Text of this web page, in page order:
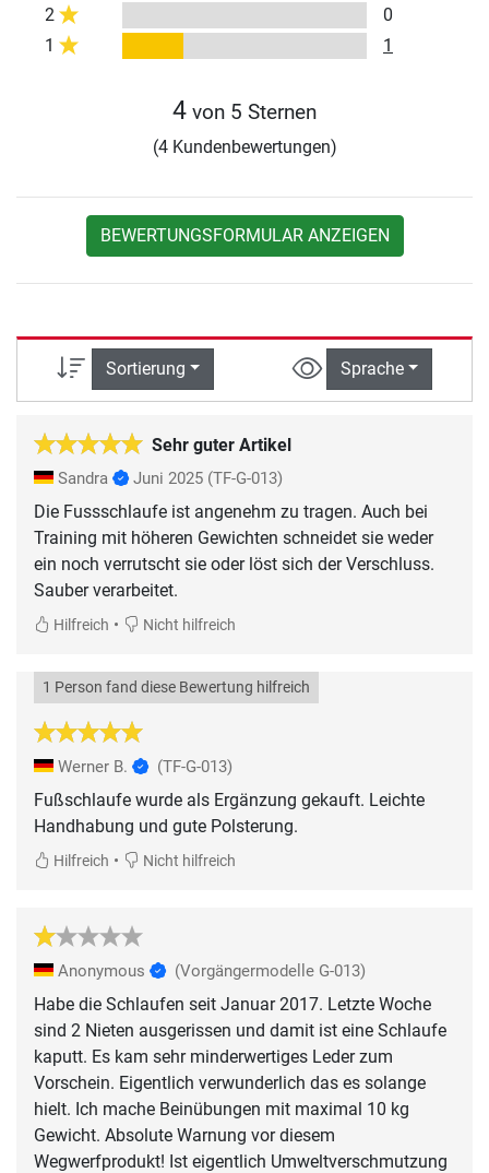
2
0
1
1
4 von 5 Sternen
(4 Kundenbewertungen)
BEWERTUNGSFORMULAR ANZEIGEN
Sortierung Sprache
Sehr guter Artikel
Sandra Juni 2025 (TF-G-013)
Die Fussschlaufe ist angenehm zu tragen. Auch bei
Training mit höheren Gewichten schneidet sie weder
ein noch verrutscht sie oder löst sich der Verschluss.
Sauber verarbeitet.
Hilfreich • Nicht hilfreich
1 Person fand diese Bewertung hilfreich
Werner B. (TF-G-013)
Fußschlaufe wurde als Ergänzung gekauft. Leichte
Handhabung und gute Polsterung.
Hilfreich • Nicht hilfreich
Anonymous (Vorgängermodelle G-013)
Habe die Schlaufen seit Januar 2017. Letzte Woche
sind 2 Nieten ausgerissen und damit ist eine Schlaufe
kaputt. Es kam sehr minderwertiges Leder zum
Vorschein. Eigentlich verwunderlich das es solange
hielt. Ich mache Beinübungen mit maximal 10 kg
Gewicht. Absolute Warnung vor diesem
Wegwerfprodukt! Ist eigentlich Umweltverschmutzung